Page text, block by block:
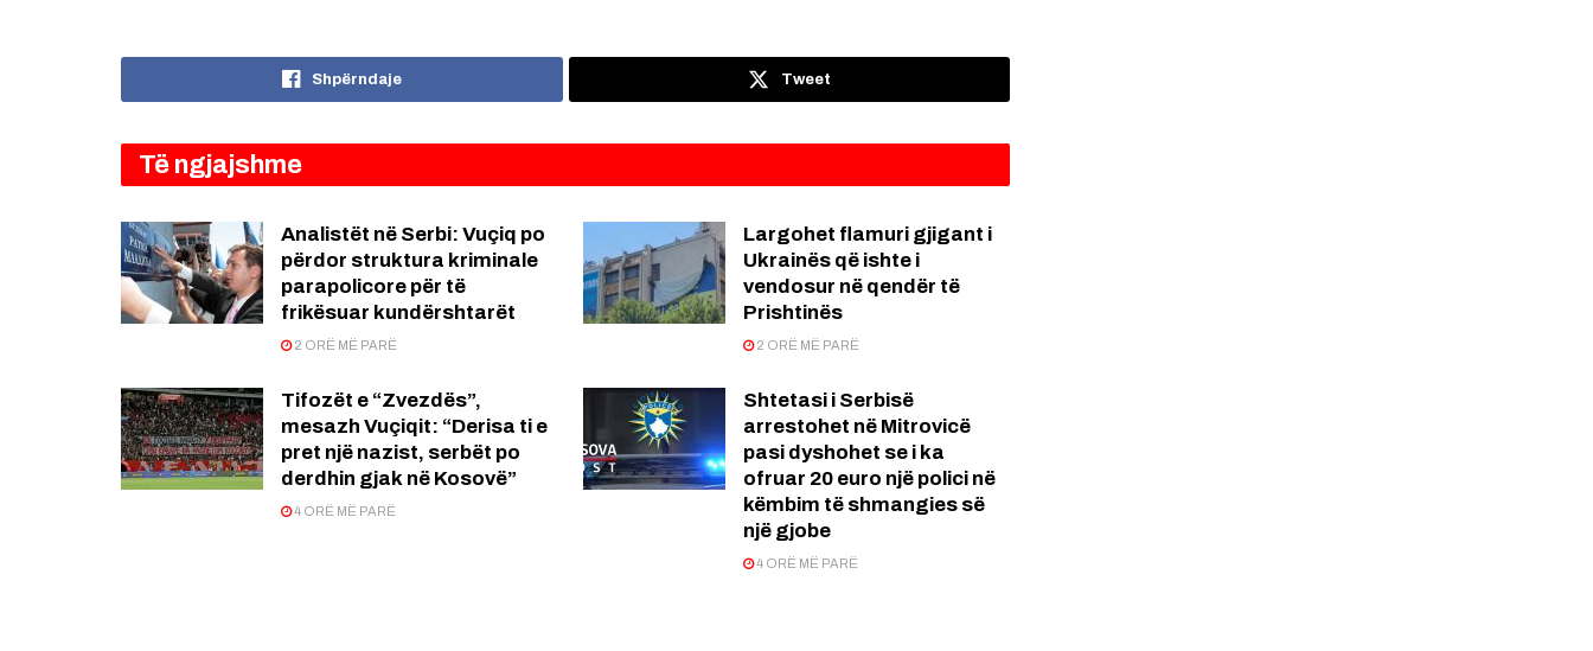
Shpërndaje Tweet
Të ngjajshme
Analistët në Serbi: Vuçiq po
përdor struktura kriminale
parapolicore për të
frikësuar kundërshtarët
2 ORË MË PARË
Largohet flamuri gjigant i
Ukrainës që ishte i
vendosur në qendër të
Prishtinës
2 ORË MË PARË
Tifozët e “Zvezdës”,
mesazh Vuçiqit: “Derisa ti e
pret një nazist, serbët po
derdhin gjak në Kosovë”
4 ORË MË PARË
Shtetasi i Serbisë
arrestohet në Mitrovicë
pasi dyshohet se i ka
ofruar 20 euro një polici në
këmbim të shmangies së
një gjobe
4 ORË MË PARË